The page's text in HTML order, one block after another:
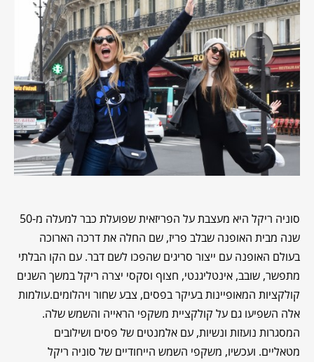
סוניה ריקל היא מעצבת על הפריזאית שפועלת כבר למעלה מ-50
שנה מבית האופנה שבלב פריז, שם החלה את דרכה הארוכה
בעולם האופנה עם ייצור סריגים שהפכו לשם דבר. עם הקו הבלתי
מתפשר, שובב, אינטליגנטי, חצוף וסקסי יצרה ריקל במשך השנים
קולקציות המאופיינות בעיקר בפסים, צבע שחור ויהלומים.עולמות
אלה השפיעו גם על קולקציית משקפי הראייה והשמש שלה.
המסגרות נועזות ונשיות, עם אלמנטים של פסים ושילובים
מטאליים. ועכשיו, משקפי השמש הייחודיים של סוניה ריקל